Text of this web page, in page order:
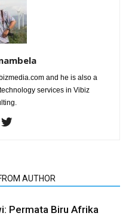
and he is also a
services in Vibiz
AUTHOR
Permata Biru Afrika